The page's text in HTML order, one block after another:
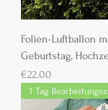
Folien-Luftballon
Geburtstag,
Preis
€22.00
1 Tag